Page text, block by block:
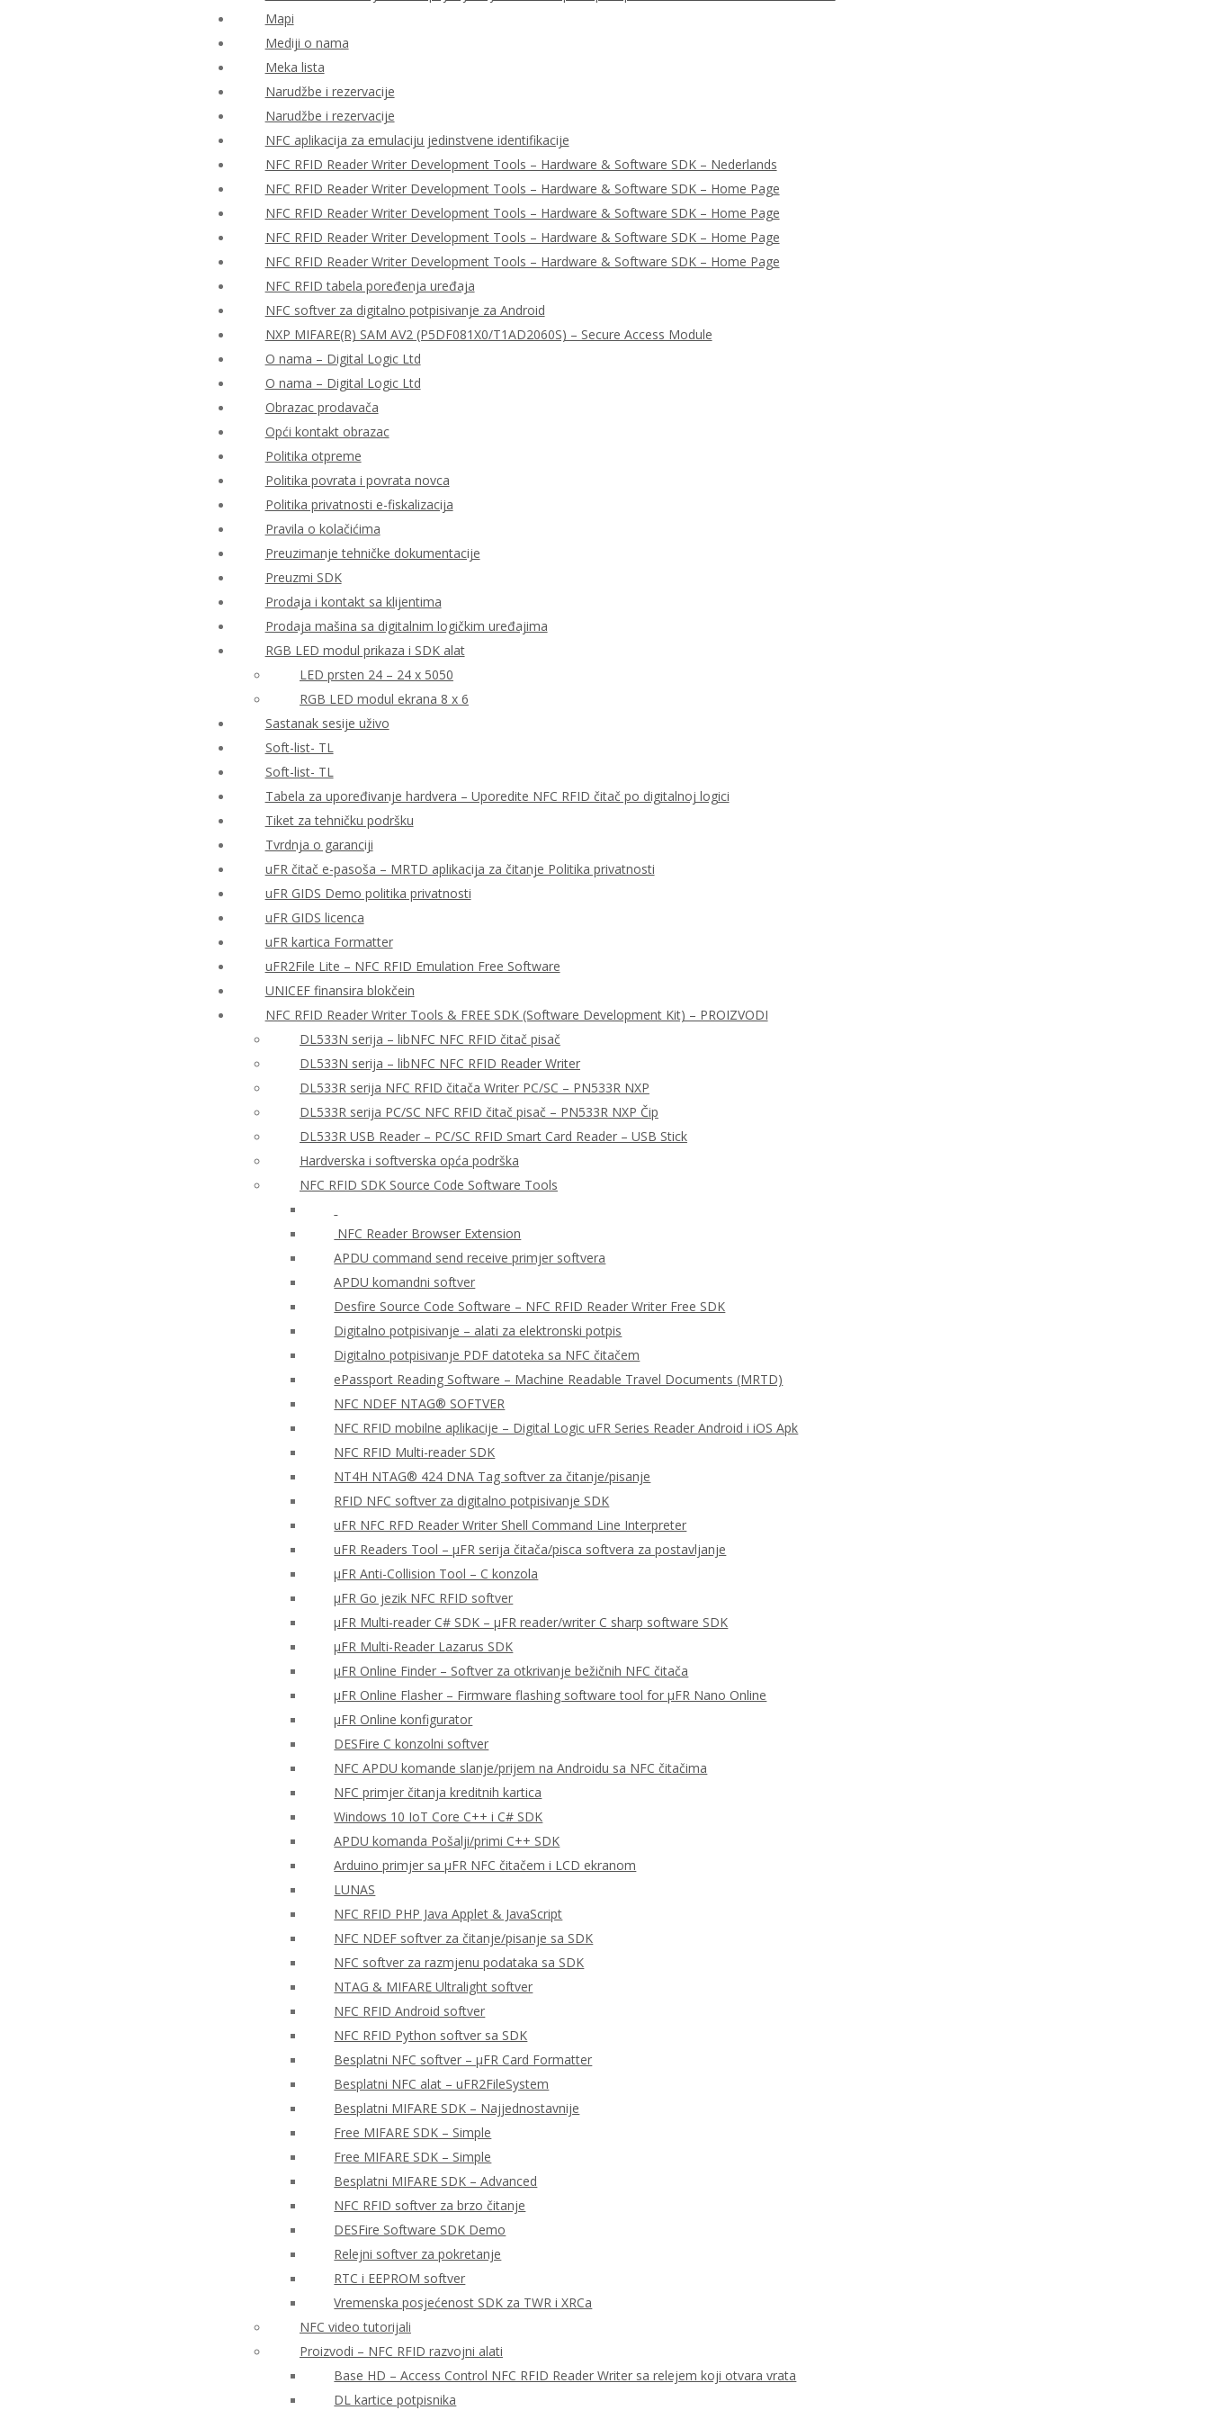
Mapi
Mediji o nama
Meka lista
Narudžbe i rezervacije
Narudžbe i rezervacije
NFC aplikacija za emulaciju jedinstvene identifikacije
NFC RFID Reader Writer Development Tools – Hardware & Software SDK – Nederlands
NFC RFID Reader Writer Development Tools – Hardware & Software SDK – Home Page
NFC RFID Reader Writer Development Tools – Hardware & Software SDK – Home Page
NFC RFID Reader Writer Development Tools – Hardware & Software SDK – Home Page
NFC RFID Reader Writer Development Tools – Hardware & Software SDK – Home Page
NFC RFID tabela poređenja uređaja
NFC softver za digitalno potpisivanje za Android
NXP MIFARE(R) SAM AV2 (P5DF081X0/T1AD2060S) – Secure Access Module
O nama – Digital Logic Ltd
O nama – Digital Logic Ltd
Obrazac prodavača
Opći kontakt obrazac
Politika otpreme
Politika povrata i povrata novca
Politika privatnosti e-fiskalizacija
Pravila o kolačićima
Preuzimanje tehničke dokumentacije
Preuzmi SDK
Prodaja i kontakt sa klijentima
Prodaja mašina sa digitalnim logičkim uređajima
RGB LED modul prikaza i SDK alat
LED prsten 24 – 24 x 5050
RGB LED modul ekrana 8 x 6
Sastanak sesije uživo
Soft-list- TL
Soft-list- TL
Tabela za upoređivanje hardvera – Uporedite NFC RFID čitač po digitalnoj logici
Tiket za tehničku podršku
Tvrdnja o garanciji
uFR čitač e-pasoša – MRTD aplikacija za čitanje Politika privatnosti
uFR GIDS Demo politika privatnosti
uFR GIDS licenca
uFR kartica Formatter
uFR2File Lite – NFC RFID Emulation Free Software
UNICEF finansira blokčein
NFC RFID Reader Writer Tools & FREE SDK (Software Development Kit) – PROIZVODI
DL533N serija – libNFC NFC RFID čitač pisač
DL533N serija – libNFC NFC RFID Reader Writer
DL533R serija NFC RFID čitača Writer PC/SC – PN533R NXP
DL533R serija PC/SC NFC RFID čitač pisač – PN533R NXP Čip
DL533R USB Reader – PC/SC RFID Smart Card Reader – USB Stick
Hardverska i softverska opća podrška
NFC RFID SDK Source Code Software Tools
NFC Reader Browser Extension
APDU command send receive primjer softvera
APDU komandni softver
Desfire Source Code Software – NFC RFID Reader Writer Free SDK
Digitalno potpisivanje – alati za elektronski potpis
Digitalno potpisivanje PDF datoteka sa NFC čitačem
ePassport Reading Software – Machine Readable Travel Documents (MRTD)
NFC NDEF NTAG® SOFTVER
NFC RFID mobilne aplikacije – Digital Logic uFR Series Reader Android i iOS Apk
NFC RFID Multi-reader SDK
NT4H NTAG® 424 DNA Tag softver za čitanje/pisanje
RFID NFC softver za digitalno potpisivanje SDK
uFR NFC RFD Reader Writer Shell Command Line Interpreter
uFR Readers Tool – μFR serija čitača/pisca softvera za postavljanje
μFR Anti-Collision Tool – C konzola
μFR Go jezik NFC RFID softver
μFR Multi-reader C# SDK – μFR reader/writer C sharp software SDK
μFR Multi-Reader Lazarus SDK
μFR Online Finder – Softver za otkrivanje bežičnih NFC čitača
μFR Online Flasher – Firmware flashing software tool for μFR Nano Online
μFR Online konfigurator
DESFire C konzolni softver
NFC APDU komande slanje/prijem na Androidu sa NFC čitačima
NFC primjer čitanja kreditnih kartica
Windows 10 IoT Core C++ i C# SDK
APDU komanda Pošalji/primi C++ SDK
Arduino primjer sa μFR NFC čitačem i LCD ekranom
LUNAS
NFC RFID PHP Java Applet & JavaScript
NFC NDEF softver za čitanje/pisanje sa SDK
NFC softver za razmjenu podataka sa SDK
NTAG & MIFARE Ultralight softver
NFC RFID Android softver
NFC RFID Python softver sa SDK
Besplatni NFC softver – μFR Card Formatter
Besplatni NFC alat – uFR2FileSystem
Besplatni MIFARE SDK – Najjednostavnije
Free MIFARE SDK – Simple
Free MIFARE SDK – Simple
Besplatni MIFARE SDK – Advanced
NFC RFID softver za brzo čitanje
DESFire Software SDK Demo
Relejni softver za pokretanje
RTC i EEPROM softver
Vremenska posjećenost SDK za TWR i XRCa
NFC video tutorijali
Proizvodi – NFC RFID razvojni alati
Base HD – Access Control NFC RFID Reader Writer sa relejem koji otvara vrata
DL kartice potpisnika